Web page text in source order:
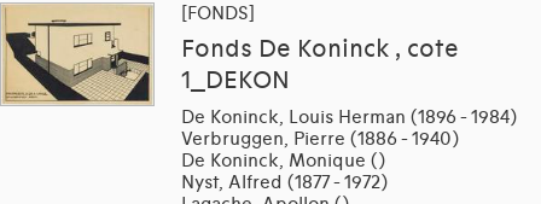
[FONDS]
Fonds De Koninck , cote
1_DEKON
De Koninck, Louis Herman (1896 - 1984)
Verbruggen, Pierre (1886 - 1940)
De Koninck, Monique ()
Nyst, Alfred (1877 - 1972)